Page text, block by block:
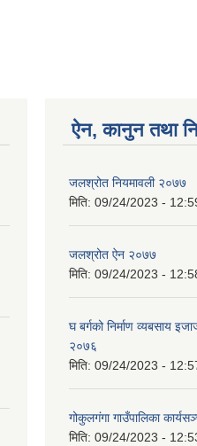
ऐन, कानुन तथा
जलश्रोत नियमावली २०७७
मिति: 09/24/2023 -
जलश्रोत ऐन २०७७
मिति: 09/24/2023 -
घ बर्गको निर्माण व्यबसाय
२०७६
मिति: 09/24/2023 -
गोकुलगंगा गाउँपालिका
मिति: 09/24/2023 -